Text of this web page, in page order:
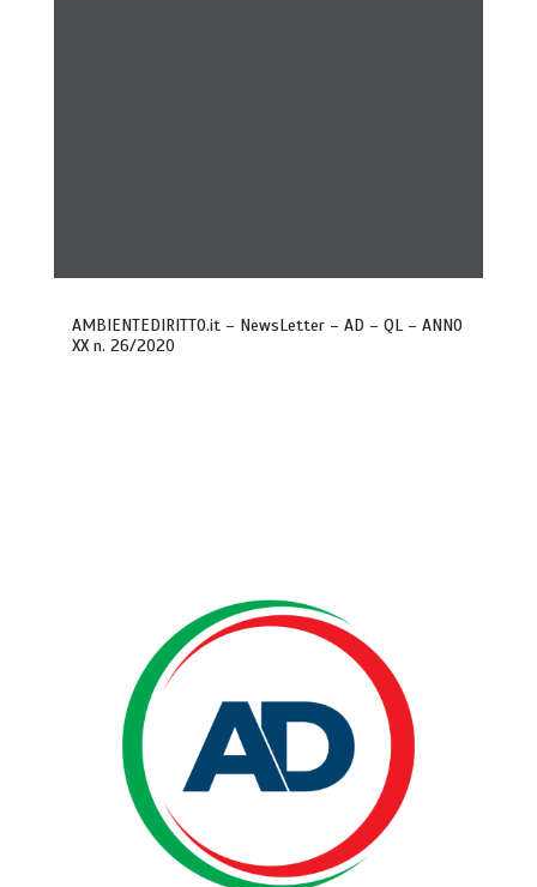
AMBIENTEDIRITTO.it – NewsLetter – AD – QL – ANNO
XX n. 26/2020